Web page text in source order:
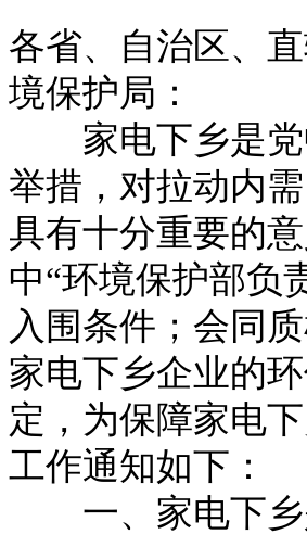
各省、自治区、
境保护局：
家电下乡是党
举措，对拉动内
具有十分重要的
中“环境保护部负
入围条件；会同
家电下乡企业的
定，为保障家电
工作通知如下：
一、家电下乡